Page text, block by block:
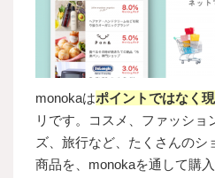
monokaはポイントではなく
リです。コスメ、ファッショ
ズ、旅行など、たくさんのシ
商品を、monokaを通して購